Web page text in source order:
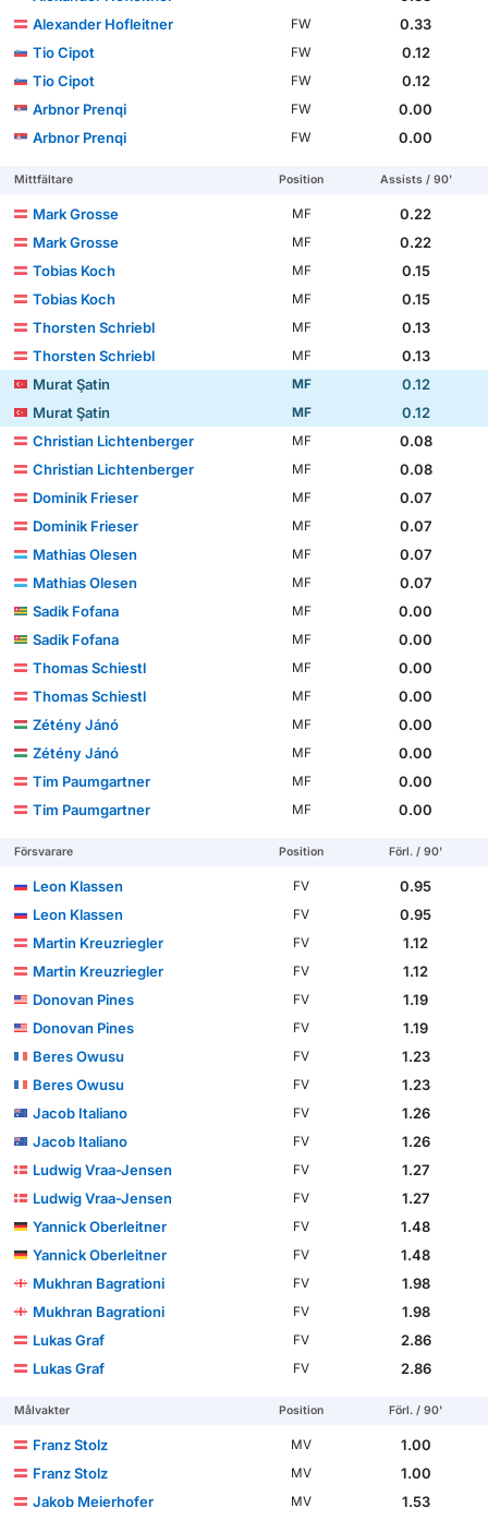
Alexander Hofleitner
FW
0.33
Tio Cipot
FW
0.12
Tio Cipot
FW
0.12
Arbnor Prenqi
FW
0.00
Arbnor Prenqi
FW 0.00
Mittfältare Position Assists / 90'
Mark Grosse MF
0.22
Mark Grosse
MF
0.22
Tobias Koch
MF
0.15
Tobias Koch
MF
0.15
Thorsten Schriebl
MF
0.13
Thorsten Schriebl
MF
0.13
Murat Şatin
MF
0.12
Murat Şatin
MF
0.12
Christian Lichtenberger
MF
0.08
Christian Lichtenberger
MF
0.08
Dominik Frieser
MF
0.07
Dominik Frieser
MF
0.07
Mathias Olesen
MF
0.07
Mathias Olesen
MF
0.07
Sadik Fofana
MF
0.00
Sadik Fofana
MF
0.00
Thomas Schiestl
MF
0.00
Thomas Schiestl
MF
0.00
Zétény Jánó
MF
0.00
Zétény Jánó
MF
0.00
Tim Paumgartner
MF
0.00
Tim Paumgartner
MF 0.00
Försvarare Position Förl. / 90'
Leon Klassen FV
0.95
Leon Klassen
FV
0.95
Martin Kreuzriegler
FV
1.12
Martin Kreuzriegler
FV
1.12
Donovan Pines
FV
1.19
Donovan Pines
FV
1.19
Beres Owusu
FV
1.23
Beres Owusu
FV
1.23
Jacob Italiano
FV
1.26
Jacob Italiano
FV
1.26
Ludwig Vraa-Jensen
FV
1.27
Ludwig Vraa-Jensen
FV
1.27
Yannick Oberleitner
FV
1.48
Yannick Oberleitner
FV
1.48
Mukhran Bagrationi
FV
1.98
Mukhran Bagrationi
FV
1.98
Lukas Graf
FV
2.86
Lukas Graf
FV 2.86
Målvakter Position Förl. / 90'
Franz Stolz MV
1.00
Franz Stolz
MV
1.00
Jakob Meierhofer
MV
1.53